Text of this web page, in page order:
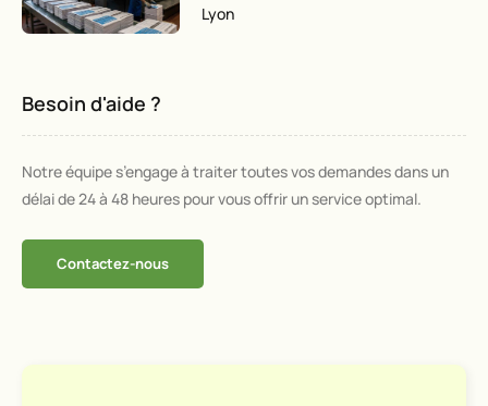
Lyon
Besoin d'aide ?
Notre équipe s’engage à traiter toutes vos demandes dans un
délai de 24 à 48 heures pour vous offrir un service optimal.
Contactez-nous